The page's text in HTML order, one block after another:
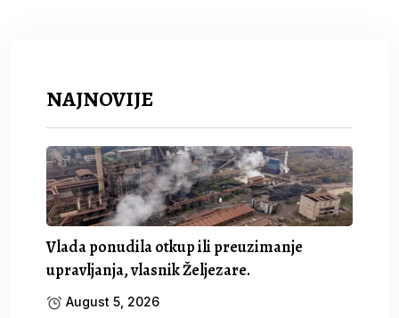
NAJNOVIJE
Vlada ponudila otkup ili preuzimanje
upravljanja, vlasnik Željezare.
August 5, 2026